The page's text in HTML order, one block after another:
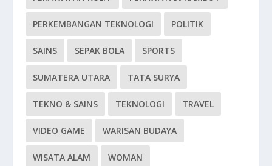
PERKEMBANGAN TEKNOLOGI POLITIK
SAINS SEPAK BOLA SPORTS
SUMATERA UTARA TATA SURYA
TEKNO & SAINS TEKNOLOGI TRAVEL
VIDEO GAME WARISAN BUDAYA
WISATA ALAM WOMAN